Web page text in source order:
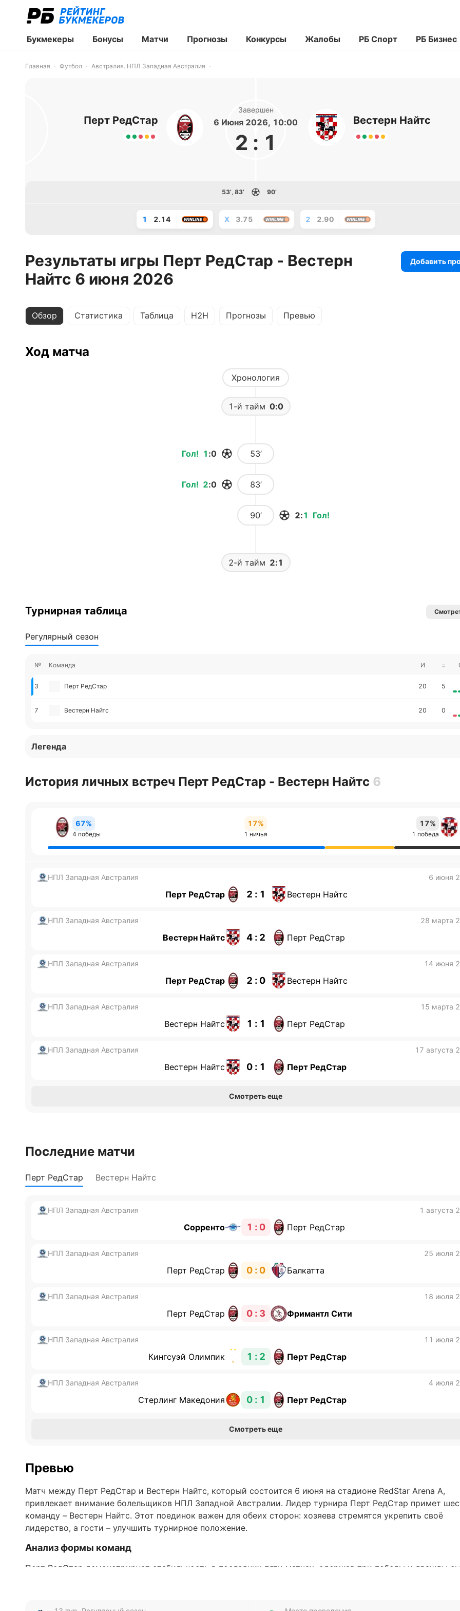
Букмекеры Бонусы Матчи Прогнозы Конкурсы Жалобы РБ Спорт РБ Бизнес
Главная Футбол Австралия. НПЛ Западная Австралия
Перт РедСтар
Завершен
6 Июня 2026, 10:00
2 : 1
Вестерн Найтс
53’, 83’ 90’
1 2.14 X 3.75 2 2.90
Результаты игры Перт РедСтар - Вестерн
Найтс 6 июня 2026
Добавить
Обзор Статистика Таблица H2H Прогнозы Превью
Ход матча
Хронология
1-й тайм 0:0
Гол! 1 :0 53’
Гол! 2:0 83’
90’ Гол!
2:1
2-й тайм 2:1
Турнирная таблица
Регулярный сезон
№ Команда И =
3 Перт РедСтар 20 5
7 Вестерн Найтс 20 0
Легенда
История личных встреч Перт РедСтар - Вестерн Найтс 6
67%
4 победы
17%
1 ничья
17%
1 победа
НПЛ Западная Австралия 6 июня
Перт РедСтар 2 : 1 Вестерн Найтс
НПЛ Западная Австралия 28 марта
Вестерн Найтс 4 : 2 Перт РедСтар
НПЛ Западная Австралия 14 июня
Перт РедСтар 2 : 0 Вестерн Найтс
НПЛ Западная Австралия 15 марта
Вестерн Найтс 1 : 1 Перт РедСтар
НПЛ Западная Австралия 17 августа
Вестерн Найтс 0 : 1 Перт РедСтар
Смотреть еще
Последние матчи
Перт РедСтар Вестерн Найтс
НПЛ Западная Австралия 1 августа
Сорренто 1 : 0 Перт РедСтар
НПЛ Западная Австралия 25 июля
Перт РедСтар 0 : 0 Балкатта
НПЛ Западная Австралия 18 июля
Перт РедСтар 0 : 3 Фримантл Сити
НПЛ Западная Австралия 11 июля
Кингсуэй Олимпик 1 : 2 Перт РедСтар
НПЛ Западная Австралия 4 июля
Стерлинг Македония 0 : 1 Перт РедСтар
Смотреть еще
Превью
Матч между Перт РедСтар и Вестерн Найтс, который состоится 6 июня на стадионе RedStar Arena A,
привлекает внимание болельщиков НПЛ Западной Австралии. Лидер турнира Перт РедСтар примет
команду – Вестерн Найтс. Этот поединок важен для обеих сторон: хозяева стремятся укрепить своё
лидерство, а гости – улучшить турнирное положение.
Анализ формы команд
Перт РедСтар демонстрирует стабильность в последних пяти матчах, одержав три победы и дважды